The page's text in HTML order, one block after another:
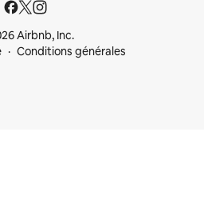
Airbnb, Inc.
Conditions générales